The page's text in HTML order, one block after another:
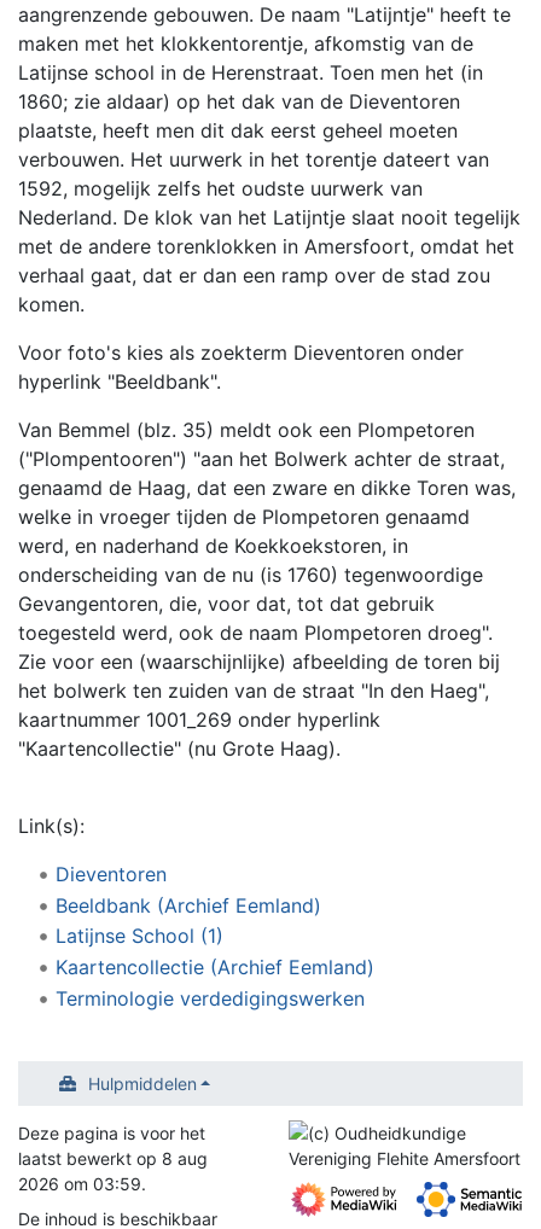
aangrenzende gebouwen. De naam "Latijntje" heeft te
maken met het klokkentorentje, afkomstig van de
Latijnse school in de Herenstraat. Toen men het (in
1860; zie aldaar) op het dak van de Dieventoren
plaatste, heeft men dit dak eerst geheel moeten
verbouwen. Het uurwerk in het torentje dateert van
1592, mogelijk zelfs het oudste uurwerk van
Nederland. De klok van het Latijntje slaat nooit tegelijk
met de andere torenklokken in Amersfoort, omdat het
verhaal gaat, dat er dan een ramp over de stad zou
komen.
Voor foto's kies als zoekterm Dieventoren onder
hyperlink "Beeldbank".
Van Bemmel (blz. 35) meldt ook een Plompetoren
("Plompentooren") "aan het Bolwerk achter de straat,
genaamd de Haag, dat een zware en dikke Toren was,
welke in vroeger tijden de Plompetoren genaamd
werd, en naderhand de Koekkoekstoren, in
onderscheiding van de nu (is 1760) tegenwoordige
Gevangentoren, die, voor dat, tot dat gebruik
toegesteld werd, ook de naam Plompetoren droeg".
Zie voor een (waarschijnlijke) afbeelding de toren bij
het bolwerk ten zuiden van de straat "In den Haeg",
kaartnummer 1001_269 onder hyperlink
"Kaartencollectie" (nu Grote Haag).
Link(s):
Dieventoren
Beeldbank (Archief Eemland)
Latijnse School (1)
Kaartencollectie (Archief Eemland)
Terminologie verdedigingswerken
Hulpmiddelen
Deze pagina is voor het
laatst bewerkt op 8 aug
2026 om 03:59.
De inhoud is beschikbaar